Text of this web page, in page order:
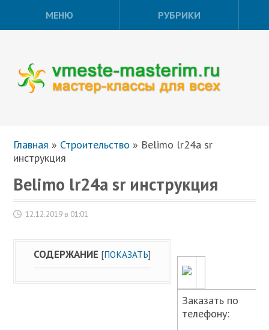
МЕНЮ РУБРИКИ
Главная » Строительство » Belimo lr24a sr
инструкция
Belimo lr24a sr инструкция
12.12.2019 в 01:01
СОДЕРЖАНИЕ [ПОКАЗАТЬ]
Заказать по
телефону: